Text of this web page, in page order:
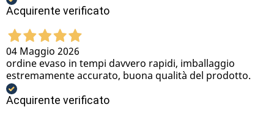
Acquirente verificato
04 Maggio 2026
ordine evaso in tempi davvero rapidi, imballaggio
estremamente accurato, buona qualità del prodotto.
Acquirente verificato